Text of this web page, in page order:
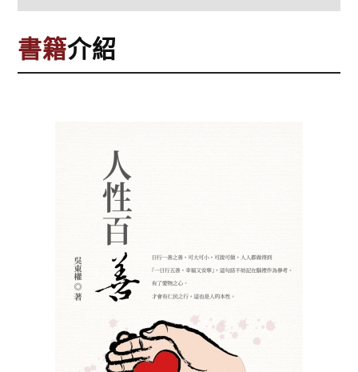
書籍介紹